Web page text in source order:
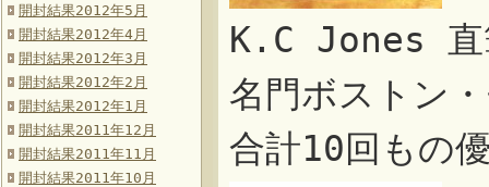
開封結果2012年5月
開封結果2012年4月
開封結果2012年3月
開封結果2012年2月
開封結果2012年1月
開封結果2011年12月
開封結果2011年11月
開封結果2011年10月
K.C Jones 直
名門ボストン
合計10回もの